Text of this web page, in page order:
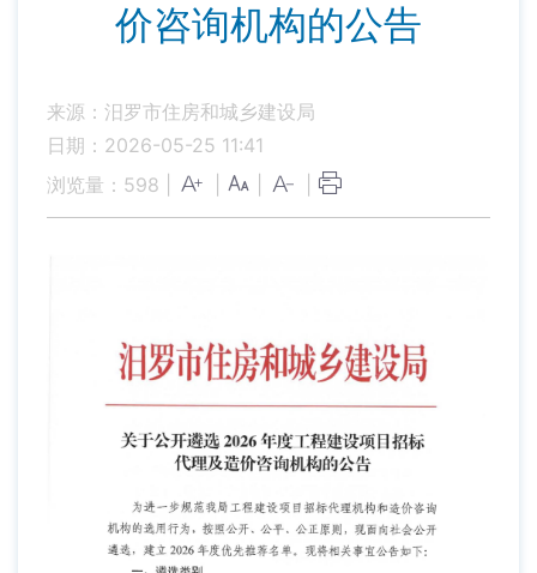
价咨询机构的公告
来源：汨罗市住房和城乡建设局
日期：2026-05-25 11:41
浏览量： 598